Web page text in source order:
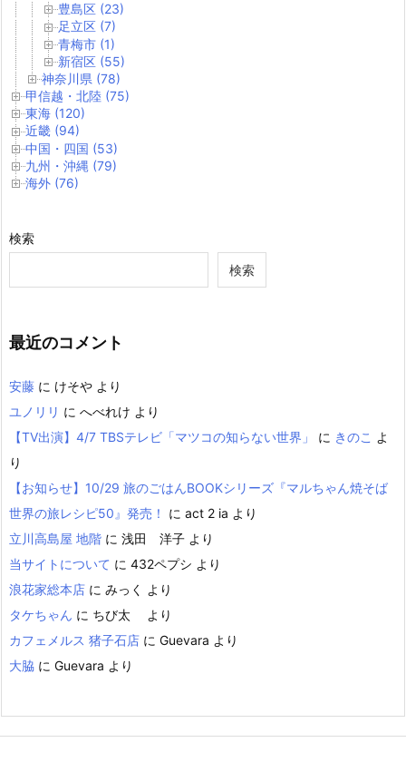
豊島区 (23)
足立区 (7)
青梅市 (1)
新宿区 (55)
神奈川県 (78)
甲信越・北陸 (75)
東海 (120)
近畿 (94)
中国・四国 (53)
九州・沖縄 (79)
海外 (76)
検索
検索
最近のコメント
安藤 に けそや より
ユノリリ に へべれけ より
【TV出演】4/7 TBSテレビ「マツコの知らない世界」
に きのこ よ
り
【お知らせ】10/29 旅のごはんBOOKシリーズ『マルちゃん焼そば
世界の旅レシピ50』発売！
に act 2 ia より
立川高島屋 地階 に 浅田 洋子 より
当サイトについて に 432ペプシ より
浪花家総本店 に みっく
より
タケちゃん に ちび太
より
カフェメルス 猪子石店 に Guevara より
大脇 に Guevara より